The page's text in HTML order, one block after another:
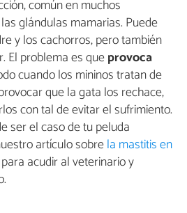
común en muchos
glándulas mamarias. Puede
y los cachorros, pero también
El problema es queprovoca
cuando los mininos tratan de
que la gata los rechace,
con tal de evitar el sufrimiento.
ser el caso de tu peluda
artículo sobrela mastitis en
acudir al veterinario y